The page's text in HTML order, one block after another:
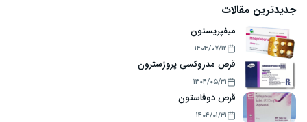
جدیدترین مقالات
میفپریستون
۱۴۰۴/۰۷/۱۲
قرص مدروکسی پروژسترون
۱۴۰۴/۰۵/۳۱
قرص دوفاستون
۱۴۰۴/۰۱/۳۱